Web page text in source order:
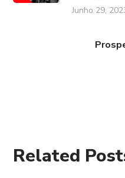
Junho 29,
Related